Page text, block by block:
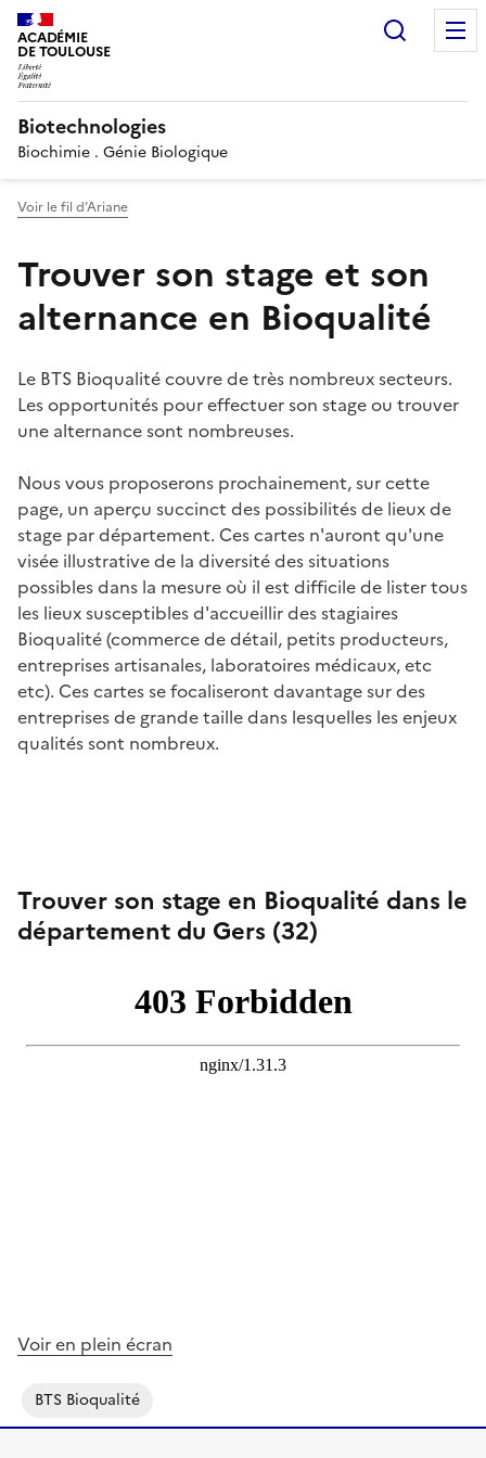
ACADÉMIE
DE TOULOUSE
Biotechnologies
Biochimie . Génie Biologique
Voir le fil d’Ariane
Trouver son stage et son
alternance en Bioqualité
Le BTS Bioqualité couvre de très nombreux secteurs.
Les opportunités pour effectuer son stage ou trouver
une alternance sont nombreuses.
Nous vous proposerons prochainement, sur cette
page, un aperçu succinct des possibilités de lieux de
stage par département. Ces cartes n'auront qu'une
visée illustrative de la diversité des situations
possibles dans la mesure où il est difficile de lister tous
les lieux susceptibles d'accueillir des stagiaires
Bioqualité (commerce de détail, petits producteurs,
entreprises artisanales, laboratoires médicaux, etc
etc). Ces cartes se focaliseront davantage sur des
entreprises de grande taille dans lesquelles les enjeux
qualités sont nombreux.
Trouver son stage en Bioqualité dans le
département du Gers (32)
Voir en plein écran
BTS Bioqualité